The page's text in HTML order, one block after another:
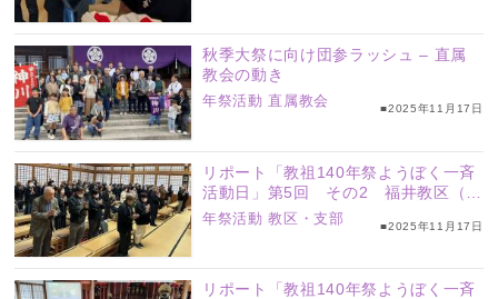
秋季大祭に向け団参ラッシュ – 直属
教会の動き
年祭活動 直属教会 ■2025年11月17日
リポート「教祖140年祭ようぼく一斉
活動日」第5回 その2 福井教区（嶺
南、坂井、福井の各支部）、群馬・西
年祭活動 教区・支部 ■2025年11月17日
リポート「教祖140年祭ようぼく一斉